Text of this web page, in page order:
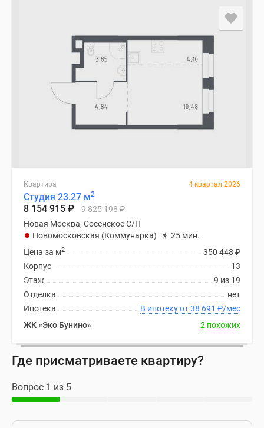
Квартира 4 квартал 2026
Студия 23.27 м2
8 154 915 ₽ 9 825 198₽
Новая Москва, Сосенское С/П
Новомосковская (Коммунарка)
25 мин.
350 448 ₽
Цена за м2
13
Корпус
9 из 19
Этаж
нет
Отделка
В ипотеку от 38 691 ₽/мес
Ипотека
ЖК «Эко Бунино»
2 похожих
Где присматриваете квартиру?
Вопрос 1 из 5